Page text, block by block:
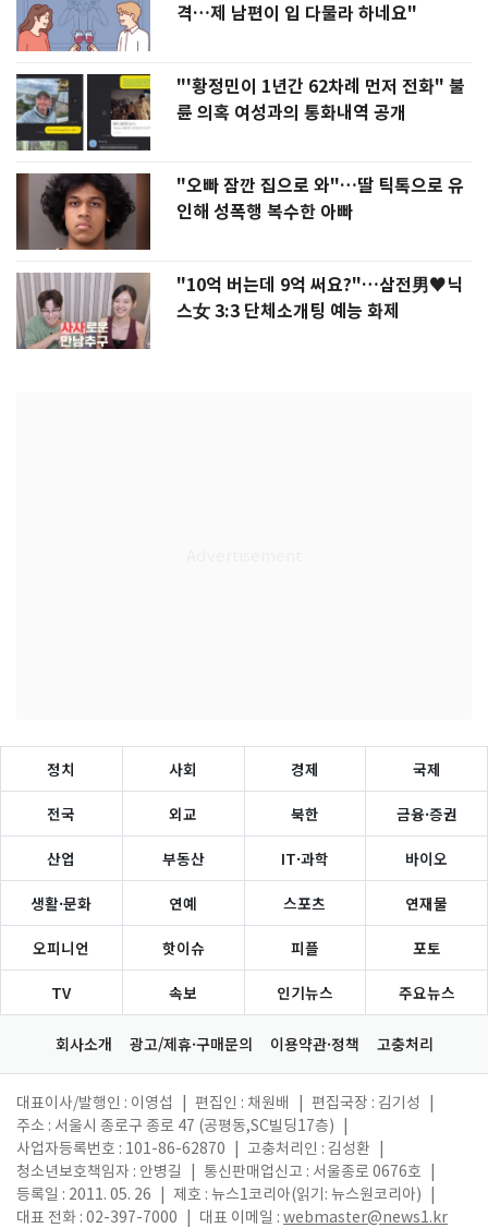
격…제 남편이 입 다물라 하네요"
"'황정민이 1년간 62차례 먼저 전화" 불
륜 의혹 여성과의 통화내역 공개
"오빠 잠깐 집으로 와"…딸 틱톡으로 유
인해 성폭행 복수한 아빠
"10억 버는데 9억 써요?"…삼전男♥닉
스女 3:3 단체소개팅 예능 화제
정치 사회 경제 국제
전국 외교 북한 금융·증권
산업 부동산 IT·과학 바이오
생활·문화 연예 스포츠 연재물
오피니언 핫이슈 피플 포토
TV 속보 인기뉴스 주요뉴스
회사소개 광고/제휴·구매문의 이용약관·정책 고충처리
대표이사/발행인 : 이영섭 편집인 : 채원배 편집국장 : 김기성
주소 : 서울시 종로구 종로 47 (공평동,SC빌딩17층)
사업자등록번호 : 101-86-62870
고충처리인 : 김성환
청소년보호책임자 : 안병길
통신판매업신고 : 서울종로 0676호
등록일 : 2011. 05. 26
제호 : 뉴스1코리아(읽기: 뉴스원코리아)
대표 전화 : 02-397-7000
대표 이메일 : webmaster@news1.kr